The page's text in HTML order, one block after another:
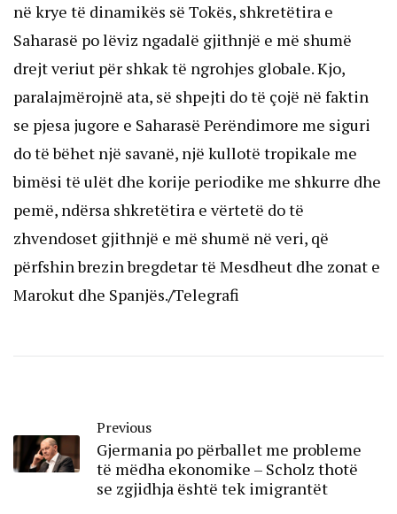
në krye të dinamikës së Tokës, shkretëtira e
Saharasë po lëviz ngadalë gjithnjë e më shumë
drejt veriut për shkak të ngrohjes globale. Kjo,
paralajmërojnë ata, së shpejti do të çojë në faktin
se pjesa jugore e Saharasë Perëndimore me siguri
do të bëhet një savanë, një kullotë tropikale me
bimësi të ulët dhe korije periodike me shkurre dhe
pemë, ndërsa shkretëtira e vërtetë do të
zhvendoset gjithnjë e më shumë në veri, që
përfshin brezin bregdetar të Mesdheut dhe zonat e
Marokut dhe Spanjës./Telegrafi
Previous
Gjermania po përballet me probleme
të mëdha ekonomike – Scholz thotë
se zgjidhja është tek imigrantët